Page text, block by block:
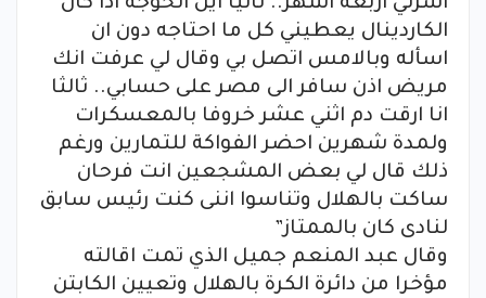
الكاردينال يعطيني كل ما احتاجه دون ان
اسأله وبالامس اتصل بي وقال لي عرفت انك
مريض اذن سافر الى مصر على حسابي.. ثالثا
انا ارقت دم اثني عشر خروفا بالمعسكرات
ولمدة شهرين احضر الفواكة للتمارين ورغم
ذلك قال لي بعض المشجعين انت فرحان
ساكت بالهلال وتناسوا اننى كنت رئيس سابق
لنادى كان بالممتاز”
وقال عبد المنعم جميل الذي تمت اقالته
مؤخرا من دائرة الكرة بالهلال وتعيين الكابتن